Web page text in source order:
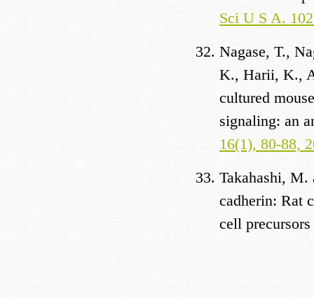
Sci U S A.
Nagase, T.,
K., Harii, K.,
cultured
signaling: an
16(1), 80-88,
Takahashi,
cadherin: Rat
cell